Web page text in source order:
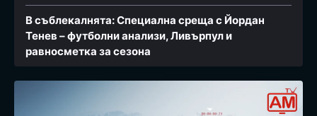
В съблекалнята: Специална среща с Йордан
Тенев – футболни анализи, Ливърпул и
равносметка за сезона